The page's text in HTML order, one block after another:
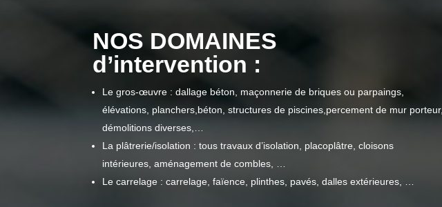
NOS DOMAINES
d’intervention :
Le gros-œuvre : dallage béton, maçonnerie de briques ou parpaings,
élévations, planchers,béton, structures de piscines,percement de mur porteur,
démolitions diverses,…
La plâtrerie/isolation : tous travaux d’isolation, placoplâtre, cloisons
intérieures, aménagement de combles, …
Le carrelage : carrelage, faïence, plinthes, pavés, dalles extérieures, …